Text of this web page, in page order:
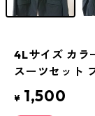
4Lサイズ カラ
スーツセット
¥ 1,500